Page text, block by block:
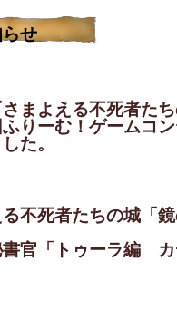
せ
まよえる不死者た
りーむ！ゲームコ
た。
不死者たちの城「
書官「トゥーラ編